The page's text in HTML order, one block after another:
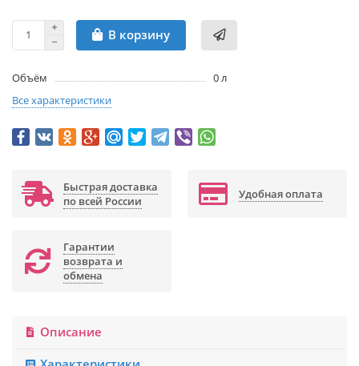
В корзину
Объём
0 л
Все характеристики
Быстрая доставка
по всей России
Удобная оплата
Гарантии
возврата и
обмена
Описание